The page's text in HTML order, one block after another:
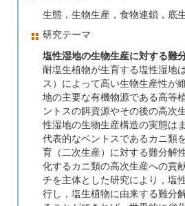
生態，生物生産，食物連鎖，底
研究テーマ
塩性湿地の生物生産に対する難
耐塩生植物が生育する塩性湿地
ス）によって高い生物生産性が
地の主要な有機物源である高等
ントスの餌資源やその後の高次
性湿地の生物生産構造の実態は
代表的なベントスであるカニ類
育（二次生産）に対する難分解
化するカニ類の高次生産への貢
チを主体とした研究により，塩
行し，塩生植物に由来する難分